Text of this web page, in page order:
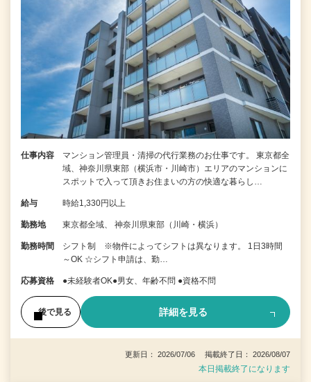
仕事内容
マンション管理員・清掃の代行業務のお仕事です。 東京都全
域、神奈川県東部（横浜市・川崎市）エリアのマンションに
スポットで入って頂きお住まいの方の快適な暮らし…
給与 時給1,330円以上
勤務地 東京都全域、 神奈川県東部（川崎・横浜）
勤務時間
シフト制 ※物件によってシフトは異なります。 1日3時間
～OK ☆シフト申請は、勤…
応募資格 ●未経験者OK●男女、年齢不問 ●資格不問
後で見る 詳細を見る
更新日： 2026/07/06 掲載終了日： 2026/08/07
本日掲載終了になります